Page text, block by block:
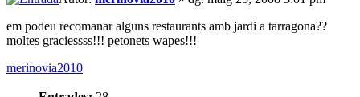
em podeu recomanar alguns restaurants amb jardi a tarragona??
moltes graciessss!!! petonets wapes!!!
merinovia2010